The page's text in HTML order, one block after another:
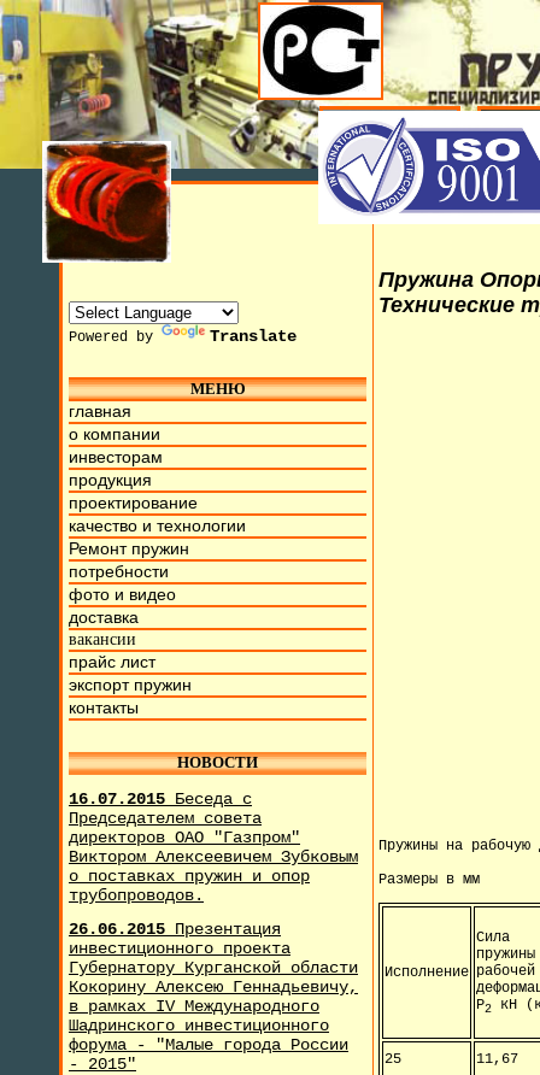
Powered by Translate
МЕНЮ
главная
о компании
инвесторам
продукция
проектирование
качество и технологии
Ремонт пружин
потребности
фото и видео
доставка
вакансии
прайс лист
экспорт пружин
контакты
НОВОСТИ
16.07.2015 Беседа с
Председателем совета
директоров ОАО "Газпром"
Виктором Алексеевичем Зубковым
о поставках пружин и опор
трубопроводов.
26.06.2015 Презентация
инвестиционного проекта
Губернатору Курганской области
Кокорину Алексею Геннадьевичу,
в рамках IV Международного
Шадринского инвестиционного
форума - "Малые города России
- 2015"
Пружина
Технические
2015г. Мы находимся на ул. Труда, д.17. Бесплатный
Пружины на рабочую
Размеры в мм
Исполнение
Сила
рабочей
Р2 кН
25 11,67